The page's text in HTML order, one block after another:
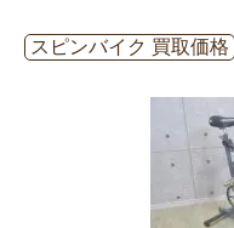
スピンバイク 買取価格